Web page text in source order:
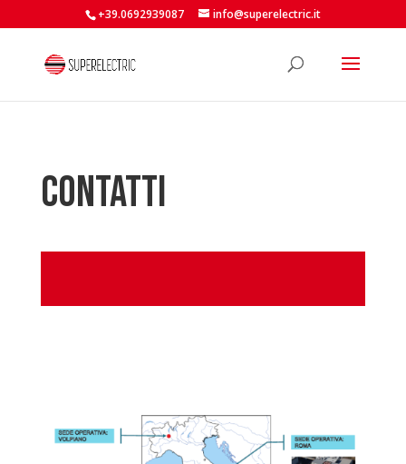
+39.0692939087 info@superelectric.it
CONTATTI